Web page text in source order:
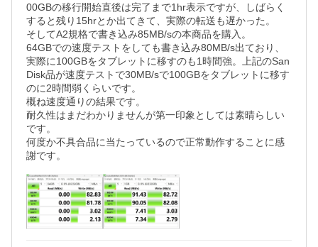
00GBの移行開始直後は完了まで1hr表示ですが、しばらく
すると残り15hrとか出てきて、実際の転送も遅かった。
そしてA2規格で書き込み85MB/sの本商品を購入。
64GBでの速度テストをしても書き込み80MB/s出ており、
実際に100GBをタブレットに移すのも1時間強。上記のSan
Disk品が速度テストで30MB/sで100GBをタブレットに移す
のに2時間弱くらいです。
概ね速度通りの結果です。
耐久性はまだわかりませんが第一印象としては素晴らしい
です。
何度か不具合品に当たっているので正常動作することに感
謝です。